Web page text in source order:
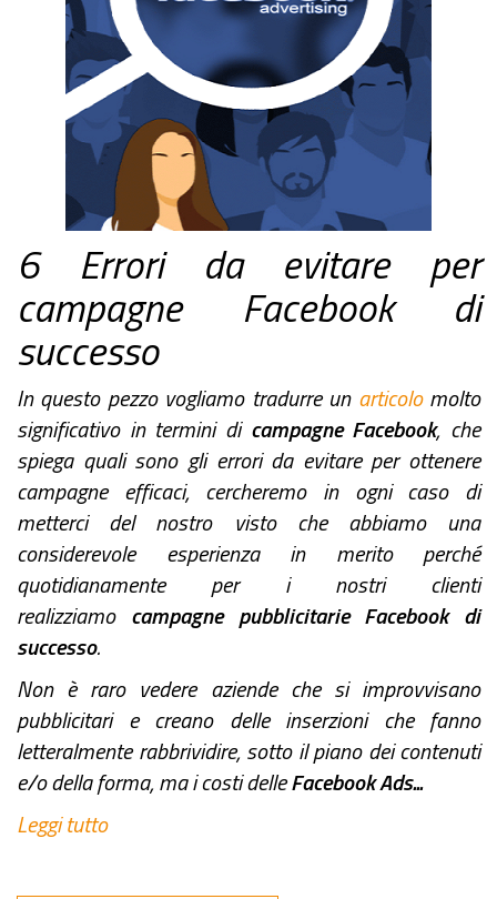
6 Errori da evitare per
campagne Facebook di
successo
In questo pezzo vogliamo tradurre un articolomolto
significativo in termini di campagne Facebook, che
spiega quali sono gli errori da evitare per ottenere
campagne efficaci, cercheremo in ogni caso di
metterci del nostro visto che abbiamo una
considerevole esperienza in merito perché
quotidianamente per i nostri clienti
realizziamo campagne pubblicitarie Facebook di
successo.
Non è raro vedere aziende che si improvvisano
pubblicitari e creano delle inserzioni che fanno
letteralmente rabbrividire, sotto il piano dei contenuti
e/o della forma, ma i costi delleFacebook Ads...
Leggi tutto